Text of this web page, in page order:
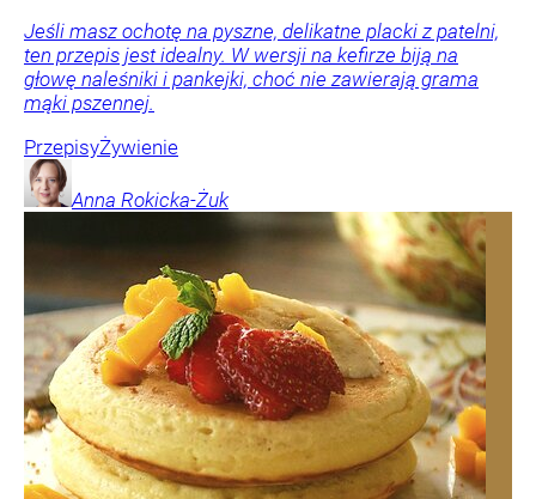
Jeśli masz ochotę na pyszne, delikatne placki z patelni,
ten przepis jest idealny. W wersji na kefirze biją na
głowę naleśniki i pankejki, choć nie zawierają grama
mąki pszennej.
PrzepisyŻywienie
Anna Rokicka-Żuk